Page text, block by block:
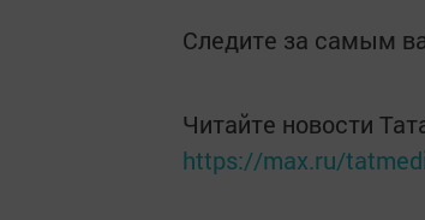
Следите за самым
Читайте новости
https://max.ru/